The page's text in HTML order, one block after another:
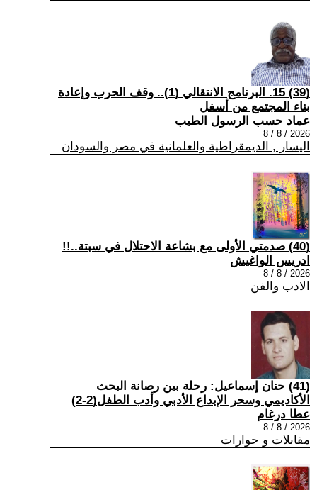
(39) 15. البرنامج الانتقالي (1).. وقف الحرب وإعادة
بناء المجتمع من أسفل
عماد حسب الرسول الطيب
2026 / 8 / 8
اليسار , الديمقراطية والعلمانية في مصر والسودان
(40) صدمتي الأولى مع بشاعة الاحتلال في سبتة..!!
ادريس الواغيش
2026 / 8 / 8
الادب والفن
(41) حنان إسماعيل: رحلة بين رصانة البحث
الأكاديمي وسحر الإبداع الأدبي وأدب الطفل(2-2)
عطا درغام
2026 / 8 / 8
مقابلات و حوارات